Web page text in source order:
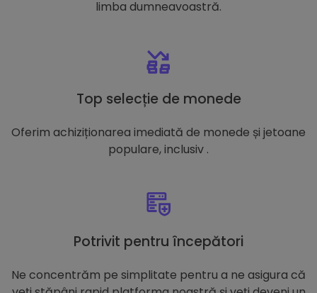
limba dumneavoastră.
Top selecție de monede
Oferim achiziționarea imediată de monede și jetoane
populare, inclusiv .
Potrivit pentru începători
Ne concentrăm pe simplitate pentru a ne asigura că